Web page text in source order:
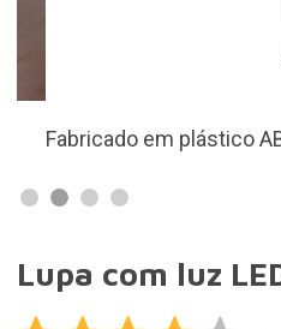
Fabricado em plástico ABS
Lupa com luz